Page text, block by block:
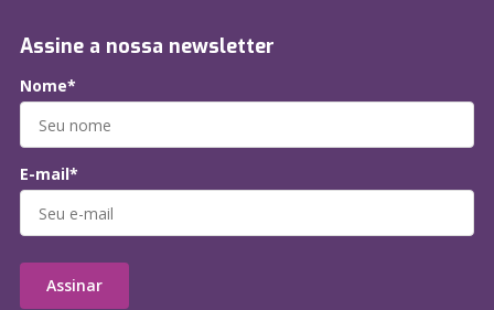
Assine a nossa newsletter
Nome*
E-mail*
Assinar